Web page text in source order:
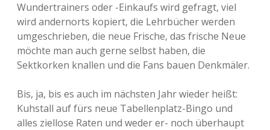
Wundertrainers oder -Einkaufs wird gefragt, viel
wird andernorts kopiert, die Lehrbücher werden
umgeschrieben, die neue Frische, das frische Neue
möchte man auch gerne selbst haben, die
Sektkorken knallen und die Fans bauen Denkmäler.
Bis, ja, bis es auch im nächsten Jahr wieder heißt:
Kuhstall auf fürs neue Tabellenplatz-Bingo und
alles ziellose Raten und weder er- noch überhaupt